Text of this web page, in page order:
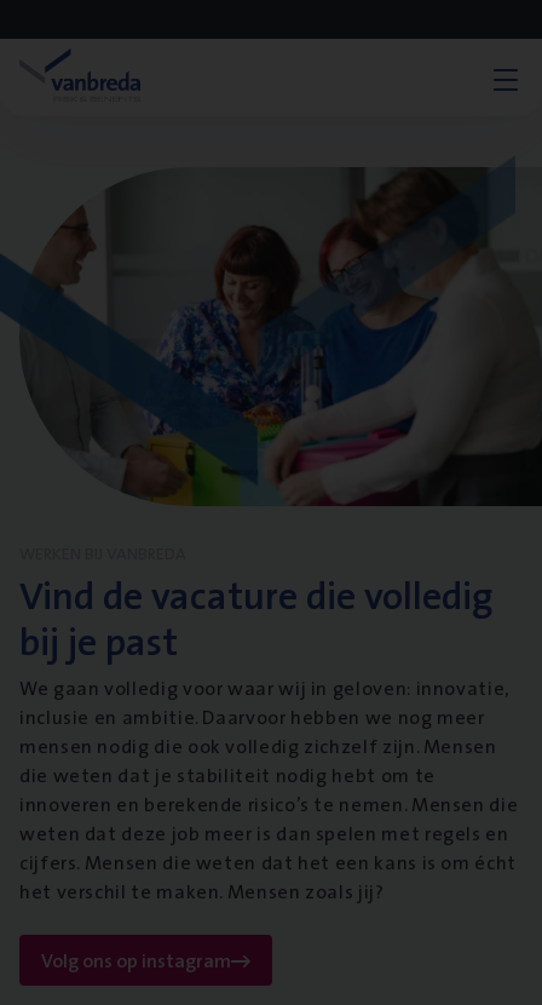
Vind de vacature die volledig
bij je past
We gaan volledig voor waar wij in geloven: innovatie,
inclusie en ambitie. Daarvoor hebben we nog meer
mensen nodig die ook volledig zichzelf zijn. Mensen
die weten dat je stabiliteit nodig hebt om te
innoveren en berekende risico’s te nemen. Mensen die
weten dat deze job meer is dan spelen met regels en
cijfers. Mensen die weten dat het een kans is om écht
het verschil te maken. Mensen zoals jij?
Volg ons op instagram